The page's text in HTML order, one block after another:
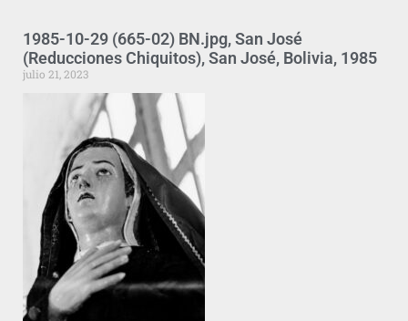
1985-10-29 (665-02) BN.jpg, San José
(Reducciones Chiquitos), San José, Bolivia, 1985
julio 21, 2023